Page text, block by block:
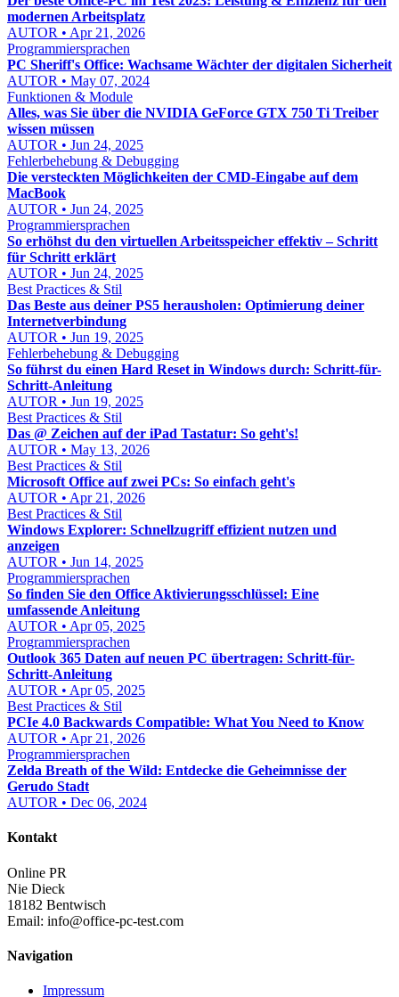
modernen Arbeitsplatz
AUTOR • Apr 21, 2026
Programmiersprachen
PC Sheriff's Office: Wachsame Wächter der digitalen Sicherheit
AUTOR • May 07, 2024
Funktionen & Module
Alles, was Sie über die NVIDIA GeForce GTX 750 Ti Treiber
wissen müssen
AUTOR • Jun 24, 2025
Fehlerbehebung & Debugging
Die versteckten Möglichkeiten der CMD-Eingabe auf dem
MacBook
AUTOR • Jun 24, 2025
Programmiersprachen
So erhöhst du den virtuellen Arbeitsspeicher effektiv – Schritt
für Schritt erklärt
AUTOR • Jun 24, 2025
Best Practices & Stil
Das Beste aus deiner PS5 herausholen: Optimierung deiner
Internetverbindung
AUTOR • Jun 19, 2025
Fehlerbehebung & Debugging
So führst du einen Hard Reset in Windows durch: Schritt-für-
Schritt-Anleitung
AUTOR • Jun 19, 2025
Best Practices & Stil
Das @ Zeichen auf der iPad Tastatur: So geht's!
AUTOR • May 13, 2026
Best Practices & Stil
Microsoft Office auf zwei PCs: So einfach geht's
AUTOR • Apr 21, 2026
Best Practices & Stil
Windows Explorer: Schnellzugriff effizient nutzen und
anzeigen
AUTOR • Jun 14, 2025
Programmiersprachen
So finden Sie den Office Aktivierungsschlüssel: Eine
umfassende Anleitung
AUTOR • Apr 05, 2025
Programmiersprachen
Outlook 365 Daten auf neuen PC übertragen: Schritt-für-
Schritt-Anleitung
AUTOR • Apr 05, 2025
Best Practices & Stil
PCIe 4.0 Backwards Compatible: What You Need to Know
AUTOR • Apr 21, 2026
Programmiersprachen
Zelda Breath of the Wild: Entdecke die Geheimnisse der
Gerudo Stadt
AUTOR • Dec 06, 2024
Kontakt
Online PR
Nie Dieck
18182 Bentwisch
Email: info@office-pc-test.com
Navigation
Impressum